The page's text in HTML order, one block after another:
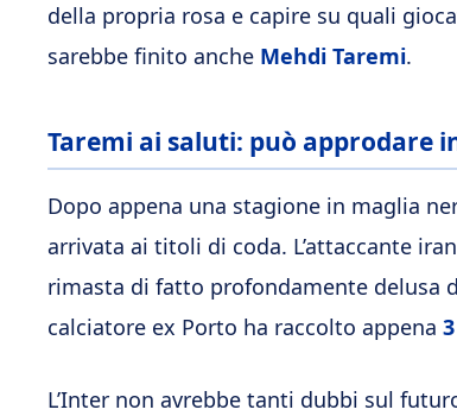
della propria rosa e capire su quali
sarebbe finito anche Mehdi Taremi.
Taremi ai saluti: può approdare
Dopo appena una stagione in maglia
arrivata ai titoli di coda. L’attaccante
rimasta di fatto profondamente delusa
calciatore ex Porto ha raccolto appena
L’Inter non avrebbe tanti dubbi sul